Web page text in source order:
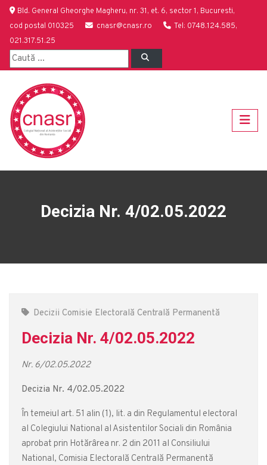
Bld. General Gheorghe Magheru, nr. 31, et. 6, sector 1, Bucuresti,
cod postal 010325
cnasr@cnasr.ro
Tel: 0748.124.585,
021.317.51.25
Decizia Nr. 4/02.05.2022
Decizii Comisie Electorală Centrală Permanentă
Decizia Nr. 4/02.05.2022
Nr. 6/02.05.2022
Decizia Nr. 4/02.05.2022
În temeiul art. 51 alin (1), lit. a din Regulamentul electoral
al Colegiului National al Asistentilor Sociali din România
aprobat prin Hotărârea nr. 2 din 2011 al Consiliului
National, Comisia Electorală Centrală Permanentă